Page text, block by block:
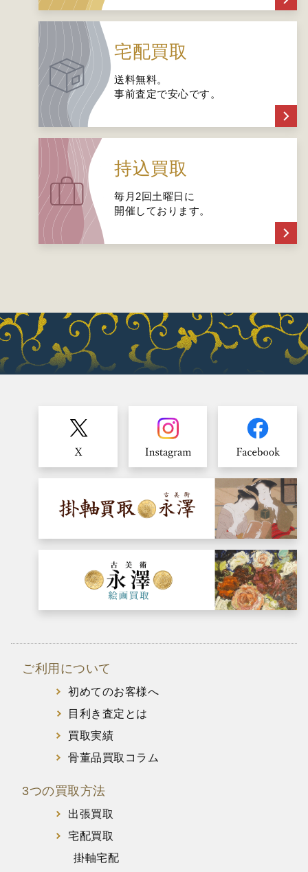
宅配買取
送料無料。
事前査定で安心です。
持込買取
毎月2回土曜日に
開催しております。
ご利用について
初めてのお客様へ
目利き査定とは
買取実績
骨董品買取コラム
3つの買取方法
出張買取
宅配買取
掛軸宅配